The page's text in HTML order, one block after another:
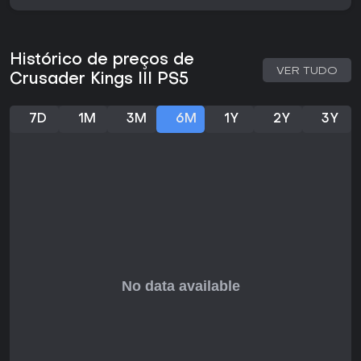
Ambos os modos utilizam os mesmos sistemas, sem regras
ou variantes exclusivas. O jogador começa escolhendo
aberto que prioriza a adaptação às mudanças geracionais
em vez de objetivos lineares.
casamentos servem a objetivos políticos, enquanto
Histórico de preços de
Crusader Kings III PS5
VER TUDO
7D 1M 3M 6M 1Y 2Y 3Y